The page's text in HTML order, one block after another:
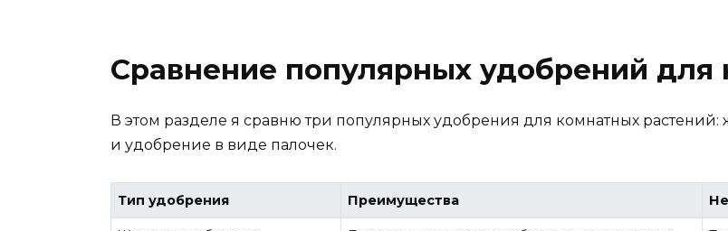
Сравнение популярных удобрений для
В этом разделе я сравню три популярных удобрения для комнатных
и удобрение в виде палочек.
Тип удобрения Преимущества